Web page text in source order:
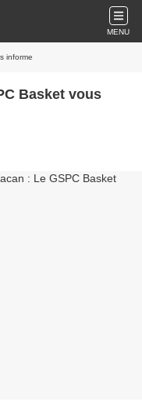
MENU
informe
Basket vous